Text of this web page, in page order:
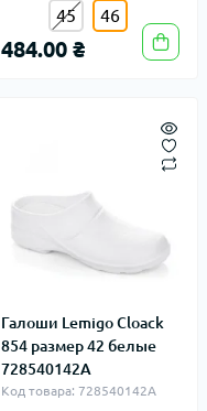
45 46
484.00 ₴
Галоши Lemigo Cloack
854 размер 42 белые
728540142A
Код товара: 728540142A